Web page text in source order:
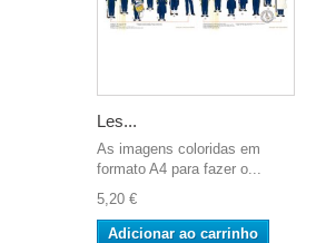
Les...
As imagens coloridas em
formato A4 para fazer o...
5,20 €
Adicionar ao carrinho